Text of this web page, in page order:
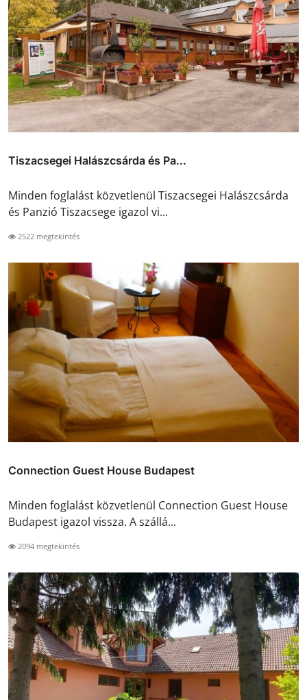
Tiszacsegei Halászcsárda és Pa...
Minden foglalást közvetlenül Tiszacsegei Halászcsárda
és Panzió Tiszacsege igazol vi...
2522 megtekintés
Connection Guest House Budapest
Minden foglalást közvetlenül Connection Guest House
Budapest igazol vissza. A szállá...
2094 megtekintés